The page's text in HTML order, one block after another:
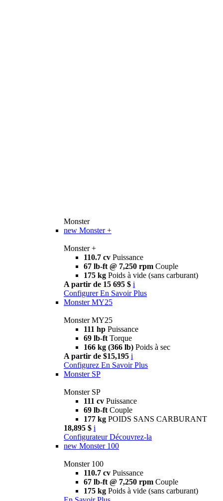
Monster
new Monster +
Monster +
110.7 cv Puissance
67 lb-ft @ 7,250 rpm Couple
175 kg Poids à vide (sans carburant)
A partir de 15 695 $ i
Configurer En Savoir Plus
Monster MY25
Monster MY25
111 hp Puissance
69 lb-ft Torque
166 kg (366 lb) Poids à sec
A partir de $15,195 i
Configurez En Savoir Plus
Monster SP
Monster SP
111 cv Puissance
69 lb-ft Couple
177 kg POIDS SANS CARBURANT
18,895 $ i
Configurateur Découvrez-la
new Monster 100
Monster 100
110.7 cv Puissance
67 lb-ft @ 7,250 rpm Couple
175 kg Poids à vide (sans carburant)